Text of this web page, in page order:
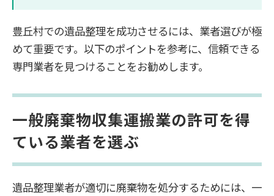
豊丘村での遺品整理を成功させるには、業者選びが極
めて重要です。以下のポイントを参考に、信頼できる
専門業者を見つけることをお勧めします。
一般廃棄物収集運搬業の許可を得
ている業者を選ぶ
遺品整理業者が適切に廃棄物を処分するためには、一